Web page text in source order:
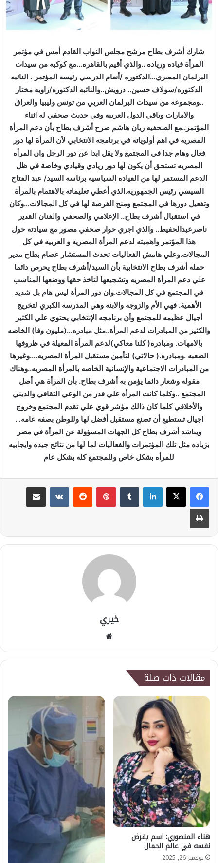
شارك أشرف بطاح مرشح مجلس النواب القادم أمس في مؤتمر
المرأة قياده ورياده ..والذي أقيم بالقاهره…مع كوكبه من سيدات
البرلمان المصري…الدكتوره /أنعام الدرسي رئيسه المؤتمر ، النائبه
الدكتوره/سولاف حسين.. درويش..والنائبه الدكتوره/راويه مختار
..ومجموعه من سيدات البرلمان العربي من تونس وليبيا والعراق
والامارات وباقي الدول العربيه وفي حديث صحفي له اثناء
المؤتمر..مع الصحفيه ريان هاشم صرح أشرف بطاح بأن دعم المرأة
المصريه في اهم أولوياته في برنامجه الانتخابي لأن المرأة لها دور
فعال وهام جدا في المجتمع ولا يقل ابدا عن دور الرجل وان المرأه
المصريه تستحق أن يكون لها دور ريادي وقيادي وخاصة في ظل
الدعم المستمر لها من القياده السياسيه برئاسه السيد/ عبد الفتاح
السيسي رئيس الجمهوريه.الذي أعطي تعليماته بالاهتمام بالمرأة
وتفعيل دورها في المجتمع ومنح الفرصة لها في كل المجالات…وكان
في استقبال أشرف بطاح.. الإعلامي والصحفي والفنان القدير
ناصرعبدالحفيظ.. والذي اجري حوار صحفي مصور مع سيادته حول
هذا المؤتمر واهميته لدعم المرأة المصريه و العربيه في كل
المجالات.وعلي هامش الفعاليات تحدث المستشار عصام بطاح مدير
حمله أشرف بطاح الانتخابية بأن السيد/أشرف بطاح يحرص دائما
علي دعم المرأة المصريه وتشجيعها لتاخذ حقها ووضعها المناسب
في المجتمع في كل المجالات.وان دور المرأة ليس هام بل شديد
الأهمية. فهي الأم والزوجه والابنه وهي المدرسه الكبري لتخريج
أجيال عظيمه للمجتمع وأن برنامجه الإنتخابي يحتوي علي الكثير
والكثير من المبادرات لدعم المرأة..مثل مبادره…(مليون وفا) الخاصه
بالامهات. ومبادره( كلنا معاكي)لدعم المرأة المعيلة في ظروفها
الصعبه .ومبادره.( حالاتي) لتأمين مستقبل المرأة المصريه….وغيرها
من المبادرات الاجتماعية والإنسانية الخاصه بالمرأة المصريه..وهناك
مقوله وشعار دائما يؤمن به أشرف بطاح. بأن المرأة هي أصل
المجتمع ..وكلما كانت المرأه علي قدر من الوعي الثقافي والديني
والأخلاقي كلما كان ذالك مؤشر قوي علي تقدم المجتمع وخروج
اجيال تستطيع أن تصنع مستقبل أفضل لها وللوطن بصفه عامه…
ويناشد أشرف بطاح كل الجهات المسؤولة عن المرأة في مصر
بزياده مثل تلك المؤتمرات والفعاليات لما لها من نتائج جيده وايجابيه
للمرأه بشكل خاص وللمجتمع كله بشكل عام
لينكدإن بينتيريست
مشاركة عبر البريد
طباعة
خيري
مقالات ذات صلة
هناء المنصوري: اسم يفرض
نفسه في عالم الجمال
نوفمبر 26, 2025